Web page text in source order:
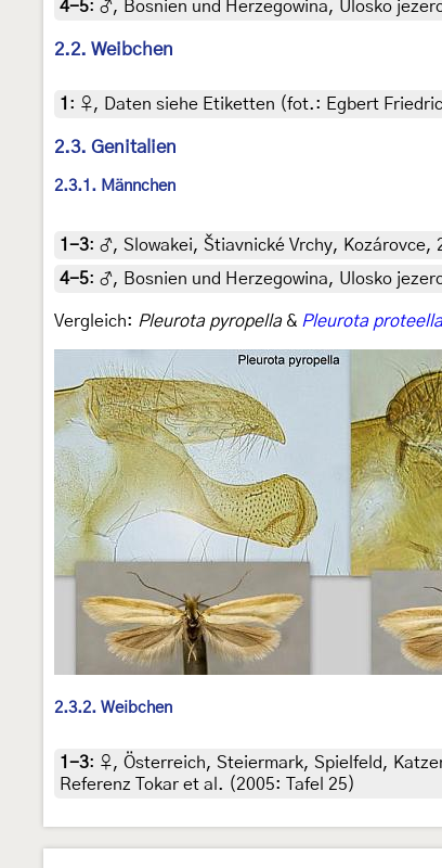
4-5: ♂, Bosnien und Herzegowina, Ulosko
2.2. Weibchen
1 : ♀, Daten siehe Etiketten (fot.: Egbert
2.3. Genitalien
2.3.1. Männchen
1-3: ♂, Slowakei, Štiavnické Vrchy,
4-5: ♂, Bosnien und Herzegowina, Ulosko
Vergleich: Pleurota pyropella& Pleurota proteella
2.3.2. Weibchen
1-3: ♀, Österreich, Steiermark, Spielfeld,
Referenz Tokar et al. (2005: Tafel 25)